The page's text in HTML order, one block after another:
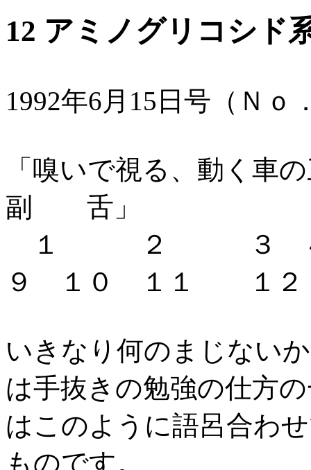
12 アミノグリコシド
1992年6月15日号（Ｎｏ
「嗅いで視る、動く
副 舌」
１ ２ ３
９ １０ １１ １２
いきなり何のまじない
は手抜きの勉強の仕方
はこのように語呂合わ
ものです。